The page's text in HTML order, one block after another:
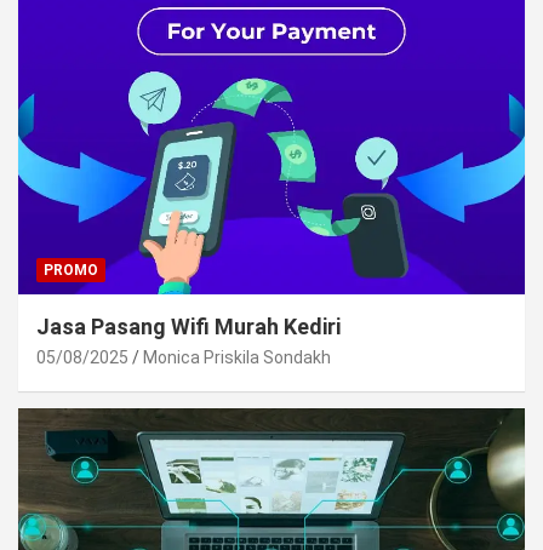
PROMO
Jasa Pasang Wifi Murah Kediri
05/08/2025 Monica Priskila Sondakh